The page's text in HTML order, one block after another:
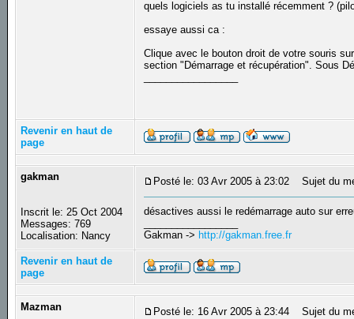
quels logiciels as tu installé récemment ?
essaye aussi ca :
Clique avec le bouton droit de votre souris
section "Démarrage et récupération". Sous
Revenir en haut de
page
gakman
Inscrit le: 25 Oct 2004
Messages: 769
Localisation: Nancy
Posté le: 03 Avr 2005 à 23:02 Sujet du
désactives aussi le redémarrage auto sur
Gakman -> http://gakman.free.fr
Revenir en haut de
page
Mazman Posté le: 16 Avr 2005 à 23:44 Sujet du